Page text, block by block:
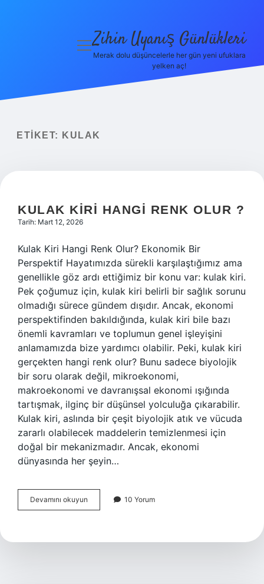
Politikası
menüyü
Zihin Uyanış Günlükleri
Merak dolu düşüncelerle her gün yeni ufuklara
yelken aç!
ETIKET: KULAK
KULAK KIRI HANGI RENK OLUR ?
Tarih: Mart 12, 2026
Kulak Kiri Hangi Renk Olur? Ekonomik Bir
Perspektif Hayatımızda sürekli karşılaştığımız ama
genellikle göz ardı ettiğimiz bir konu var: kulak kiri.
Pek çoğumuz için, kulak kiri belirli bir sağlık sorunu
olmadığı sürece gündem dışıdır. Ancak, ekonomi
perspektifinden bakıldığında, kulak kiri bile bazı
önemli kavramları ve toplumun genel işleyişini
anlamamızda bize yardımcı olabilir. Peki, kulak kiri
gerçekten hangi renk olur? Bunu sadece biyolojik
bir soru olarak değil, mikroekonomi,
makroekonomi ve davranışsal ekonomi ışığında
tartışmak, ilginç bir düşünsel yolculuğa çıkarabilir.
Kulak kiri, aslında bir çeşit biyolojik atık ve vücuda
zararlı olabilecek maddelerin temizlenmesi için
doğal bir mekanizmadır. Ancak, ekonomi
dünyasında her şeyin…
Devamını okuyun
kiri
olur
10 Yorum